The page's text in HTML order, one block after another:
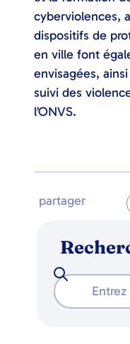
cyberviolences,
dispositifs de
en ville font
envisagées,
suivi des
l’ONVS.
partager